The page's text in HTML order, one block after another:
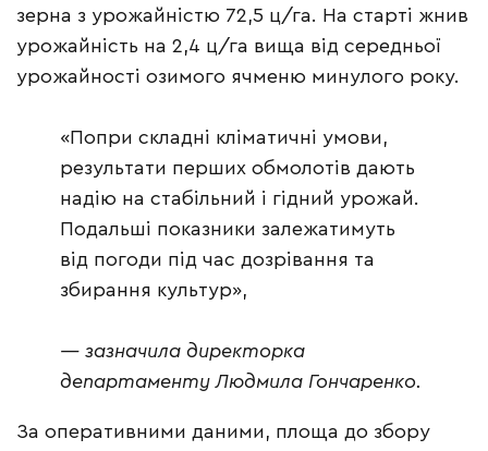
зерна з урожайністю 72,5 ц/га. На старті жнив
урожайність на 2,4 ц/га вища від середньої
урожайності озимого ячменю минулого року.
«Попри складні кліматичні умови,
результати перших обмолотів дають
надію на стабільний і гідний урожай.
Подальші показники залежатимуть
від погоди під час дозрівання та
збирання культур»,
— зазначила директорка
департаменту Людмила Гончаренко.
За оперативними даними, площа до збору